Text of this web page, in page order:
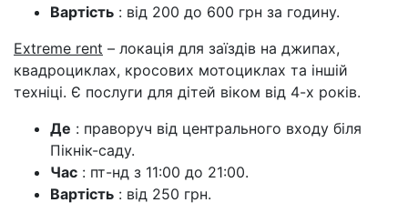
Вартість : від 200 до 600 грн за годину.
Extreme rent – локація для заїздів на джипах,
квадроциклах, кросових мотоциклах та іншій
техніці. Є послуги для дітей віком від 4-х років.
Де : праворуч від центрального входу біля
Пікнік-саду.
Час : пт-нд з 11:00 до 21:00.
Вартість : від 250 грн.